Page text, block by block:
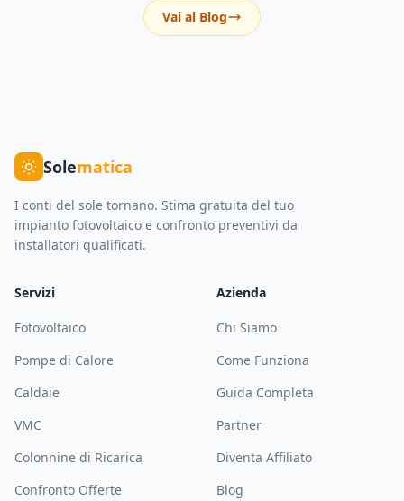
Vai al Blog
Solematica
I conti del sole tornano. Stima gratuita del tuo
impianto fotovoltaico e confronto preventivi da
installatori qualificati.
Servizi
Fotovoltaico
Pompe di Calore
Caldaie
VMC
Colonnine di Ricarica
Confronto Offerte
Azienda
Chi Siamo
Come Funziona
Guida Completa
Partner
Diventa Affiliato
Blog